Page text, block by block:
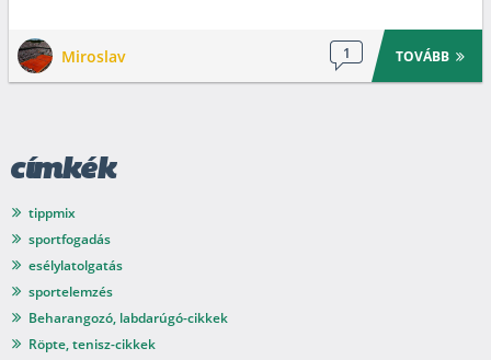
Miroslav 1 TOVÁBB
címkék
tippmix
sportfogadás
esélylatolgatás
sportelemzés
Beharangozó, labdarúgó-cikkek
Röpte, tenisz-cikkek